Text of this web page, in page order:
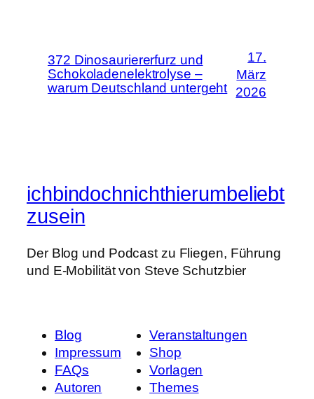
372 Dinosauriererfurz und
Schokoladenelektrolyse –
warum Deutschland untergeht
17.
März
2026
ichbindochnichthierumbeliebt
zusein
Der Blog und Podcast zu Fliegen, Führung
und E-Mobilität von Steve Schutzbier
Blog
Impressum
FAQs
Autoren
Veranstaltungen
Shop
Vorlagen
Themes